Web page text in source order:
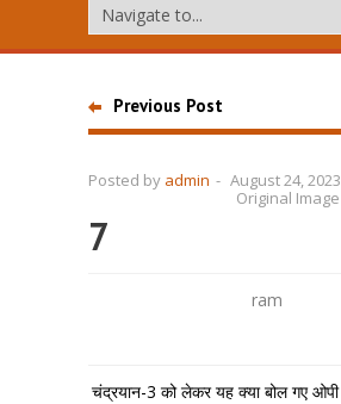
Previous Post
Posted by admin - August 24, 2023
Original
7
ram
चंद्रयान-3 को लेकर यह क्या बोल गए ओपी